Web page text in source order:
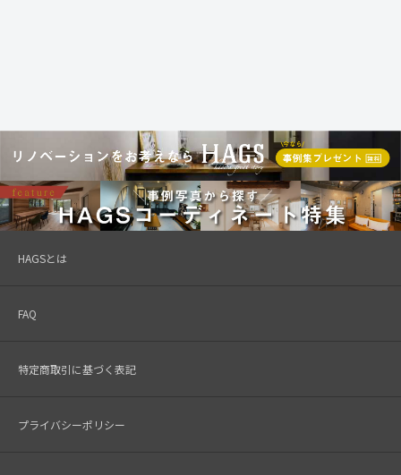
HAGSとは
FAQ
特定商取引に基づく表記
プライバシーポリシー